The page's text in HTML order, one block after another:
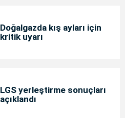
Doğalgazda kış ayları için
kritik uyarı
LGS yerleştirme sonuçları
açıklandı